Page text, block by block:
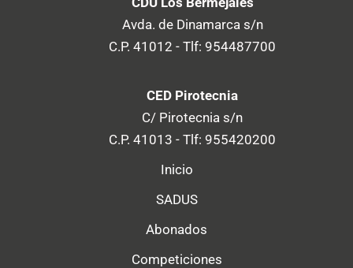
Avda. de Dinamarca s/n
C.P. 41012 - Tlf: 954487700
CED Pirotecnia
C/ Pirotecnia s/n
C.P. 41013 - Tlf: 955420200
Inicio
SADUS
Abonados
Competiciones